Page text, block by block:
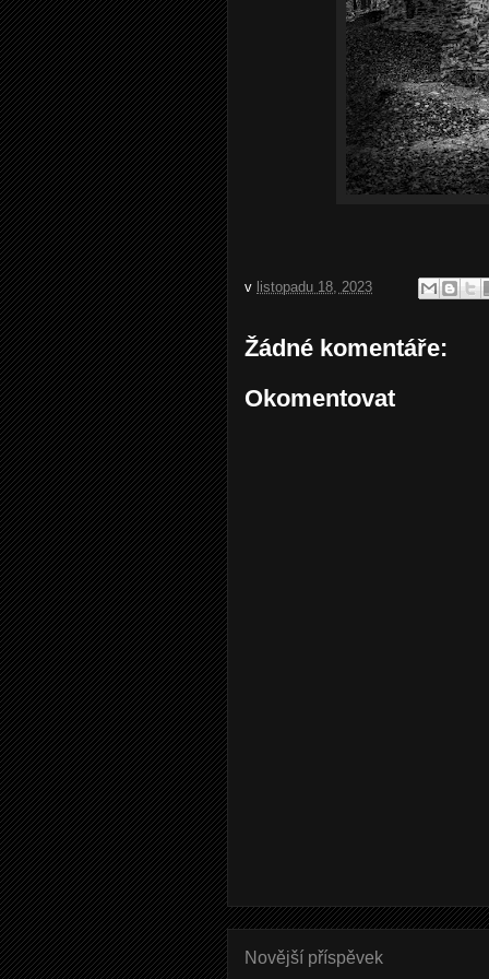
v listopadu 18, 2023
Žádné komentáře:
Okomentovat
Novější příspěvek